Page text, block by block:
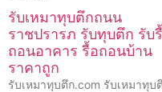
รับเหมาทุบตึกถนน
ราชปรารภ รับทุบตึก รับ
ถอนอาคาร รื้อถอนบ้าน
ราคาถูก
รับเหมาทุบตึก.com รับเหมาทุบ